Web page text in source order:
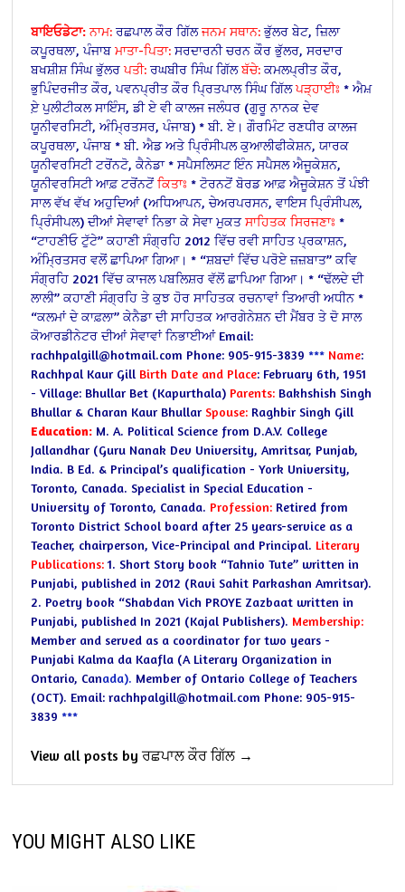
ਬਾਇਓਡੇਟਾ:ਨਾਮ: ਰਛਪਾਲ ਕੌਰ ਗਿੱਲ ਜਨਮ ਸਥਾਨ:ਭੁੱਲਰ ਬੇਟ, ਜ਼ਿਲਾ
ਕਪੂਰਥਲਾ, ਪੰਜਾਬ ਮਾਤਾ-ਪਿਤਾ: ਸਰਦਾਰਨੀ ਚਰਨ ਕੌਰ ਭੁੱਲਰ, ਸਰਦਾਰ
ਬਖਸ਼ੀਸ਼ ਸਿੰਘ ਭੁੱਲਰ ਪਤੀ: ਰਘਬੀਰ ਸਿੰਘ ਗਿੱਲ ਬੱਚੇ:ਕਮਲਪ੍ਰੀਤ ਕੌਰ,
ਭੁਪਿੰਦਰਜੀਤ ਕੌਰ, ਪਵਨਪ੍ਰੀਤ ਕੌਰ ਪ੍ਰਿਤਪਾਲ ਸਿੰਘ ਗਿੱਲ ਪੜ੍ਹਾਈਃ * ਐਮ਼
ਏ਼ ਪੁਲੀਟੀਕਲ ਸਾਇੰਸ, ਡੀ ਏ ਵੀ ਕਾਲਜ ਜਲੰਧਰ (ਗੁਰੂ ਨਾਨਕ ਦੇਵ
ਯੂਨੀਵਰਸਿਟੀ, ਅੰਮ੍ਰਿਤਸਰ, ਪੰਜਾਬ) * ਬੀ. ਏ। ਗੌਰਮਿੰਟ ਰਣਧੀਰ ਕਾਲਜ
ਕਪੂਰਥਲਾ, ਪੰਜਾਬ * ਬੀ. ਐਡ ਅਤੇ ਪ੍ਰਿੰਸੀਪਲ ਕੁਆਲੀਫੀਕੇਸ਼ਨ, ਯਾਰਕ
ਯੂਨੀਵਰਸਿਟੀ ਟਰੋਂਨਟੋ, ਕੈਨੇਡਾ * ਸਪੈਸਲਿਸਟ ਇੰਨ ਸਪੈਸਲ ਐਜੂਕੇਸ਼ਨ,
ਯੂਨੀਵਰਸਿਟੀ ਆਫ਼ ਟਰੋਂਨਟੋਂ ਕਿਤਾਃ * ਟੋਰਨਟੋਂ ਬੋਰਡ ਆਫ਼ ਐਜੂਕੇਸ਼ਨ ਤੋਂ ਪੰਝੀ
ਸਾਲ ਵੱਖ ਵੱਖ ਅਹੁਦਿਆਂ (ਅਧਿਆਪਨ, ਚੇਅਰਪਰਸਨ, ਵਾਇਸ ਪ੍ਰਿੰਸੀਪਲ,
ਪ੍ਰਿੰਸੀਪਲ) ਦੀਆਂ ਸੇਵਾਵਾਂ ਨਿਭਾ ਕੇ ਸੇਵਾ ਮੁਕਤ ਸਾਹਿਤਕ ਸਿਰਜਣਾਃ *
“ਟਾਹਣੀਓ ਟੁੱਟੇ” ਕਹਾਣੀ ਸੰਗ੍ਰਹਿ 2012 ਵਿੱਚ ਰਵੀ ਸਾਹਿਤ ਪ੍ਰਕਾਸ਼ਨ,
ਅੰਮ੍ਰਿਤਸਰ ਵਲੋਂ ਛਾਪਿਆ ਗਿਆ। * “ਸ਼ਬਦਾਂ ਵਿੱਚ ਪਰੋਏ ਜ਼ਜ਼ਬਾਤ” ਕਵਿ
ਸੰਗ੍ਰਹਿ 2021 ਵਿੱਚ ਕਾਜਲ ਪਬਲਿਸ਼ਰ ਵੱਲੋਂ ਛਾਪਿਆ ਗਿਆ। * “ਢੱਲਦੇ ਦੀ
ਲਾਲੀ” ਕਹਾਣੀ ਸੰਗ੍ਰਹਿ ਤੇ ਕੁਝ ਹੋਰ ਸਾਹਿਤਕ ਰਚਨਾਵਾਂ ਤਿਆਰੀ ਅਧੀਨ *
“ਕਲਮਾਂ ਦੇ ਕਾਫ਼ਲਾ” ਕੇਨੈਡਾ ਦੀ ਸਾਹਿਤਕ ਆਰਗੇਨੇਸ਼ਨ ਦੀ ਮੈਂਬਰ ਤੇ ਦੋ ਸਾਲ
ਕੋਆਰਡੀਨੇਟਰ ਦੀਆਂ ਸੇਵਾਵਾਂ ਨਿਭਾਈਆਂ Email:
rachhpalgill@hotmail.com Phone: 905-915-3839 *** Name:
Rachhpal Kaur Gill Birth Date and Place: February 6th, 1951
- Village: Bhullar Bet (Kapurthala) Parents: Bakhshish Singh
Bhullar & Charan Kaur Bhullar Spouse: Raghbir Singh Gill
Education: M. A. Political Science from D.A.V. College
Jallandhar (Guru Nanak Dev University, Amritsar, Punjab,
India. B Ed. & Principal’s qualification - York University,
Toronto, Canada. Specialist in Special Education -
University of Toronto, Canada. Profession: Retired from
Toronto District School board after 25 years-service as a
Teacher, chairperson, Vice-Principal and Principal. Literary
Publications:1. Short Story book “Tahnio Tute” written in
Punjabi, published in 2012 (Ravi Sahit Parkashan Amritsar).
2. Poetry book “Shabdan Vich PROYE Zazbaat written in
Punjabi, published In 2021 (Kajal Publishers). Membership:
Member and served as a coordinator for two years -
Punjabi Kalma da Kaafla (A Literary Organization in
Ontario, Canada). Member of Ontario College of Teachers
(OCT). Email: rachhpalgill@hotmail.com Phone: 905-915-
3839 ***
View all posts by ਰਛਪਾਲ ਕੌਰ ਗਿੱਲ →
YOU MIGHT ALSO LIKE